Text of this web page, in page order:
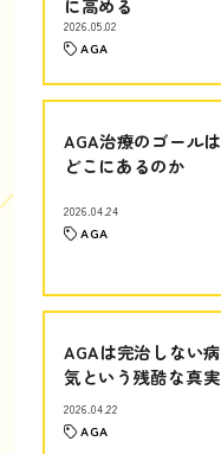
に高める
2026.05.02
AGA
AGA治療のゴールは
どこにあるのか
2026.04.24
AGA
AGAは完治しない病
気という残酷な真実
2026.04.22
AGA